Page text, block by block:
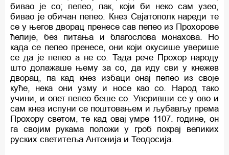
бивао је со; пепео, пак, који би неко сам узео,
бивао је обичан пепео. Кнез Свјатополк нареди те
се у његов дворац пренесе сав пепео из Прохорове
ћелије, без питања и благослова монахова. Но
када се пепео пренесе, они који окусише уверише
се да је пепео а не со. Тада рече Прохор народу
што долажаше њему за со, да иду сви у кнежев
дворац, па кад кнез избаци онај пепео из своје
куће, нека они узму и носе као со. Народ тако
учини, и опет пепео беше со. Уверивши се у ово и
сам кнез испуни се поштовањем и љубављу према
Прохору светом, те кад овај умре 1107. године, он
га својим рукама положи у гроб покрај великих
руских светитеља Антонија и Теодосија.